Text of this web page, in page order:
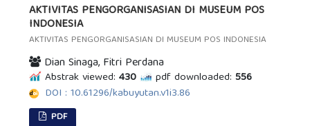
AKTIVITAS PENGORGANISASIAN DI MUSEUM POS
INDONESIA
AKTIVITAS PENGORGANISASIAN DI MUSEUM POS INDONESIA
Dian Sinaga, Fitri Perdana
Abstrak viewed: 430 pdf downloaded: 556
DOI : 10.61296/kabuyutan.v1i3.86
PDF